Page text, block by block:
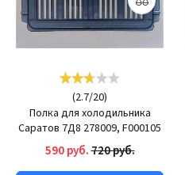
(2.7/20)
Полка для холодильника
Саратов 7Д8 278009, F000105
590 руб.720 руб.